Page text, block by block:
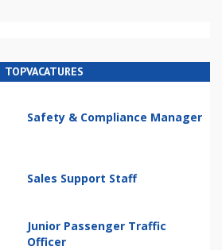
TOPVACATURES
Safety & Compliance Manager
Sales Support Staff
Junior Passenger Traffic
Officer